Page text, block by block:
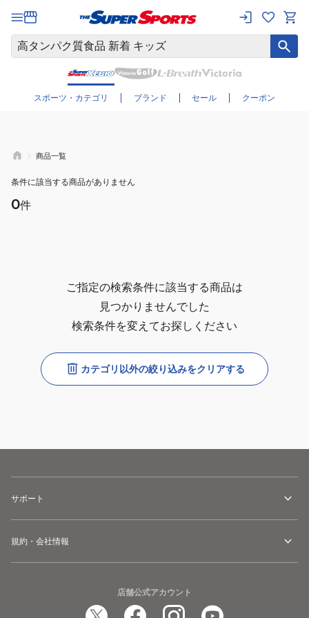
スポーツ・カテゴリ ブランド セール クーポン
さらに絞り込む
商品一覧
条件に該当する商品がありません
0件
ご指定の検索条件に該当する商品は
見つかりませんでした
検索条件を変えてお探しください
カテゴリ以外の絞り込みをクリアする
サポート
規約・会社情報
店舗公式アカウント